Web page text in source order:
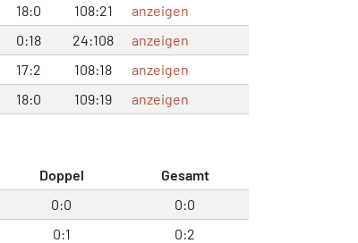
18:0 108:21
anzeigen
0:18 24:108
anzeigen
17:2 108:18
anzeigen
18:0 109:19 anzeigen
Doppel
Gesamt
0:0
0:0
0:1
0:2